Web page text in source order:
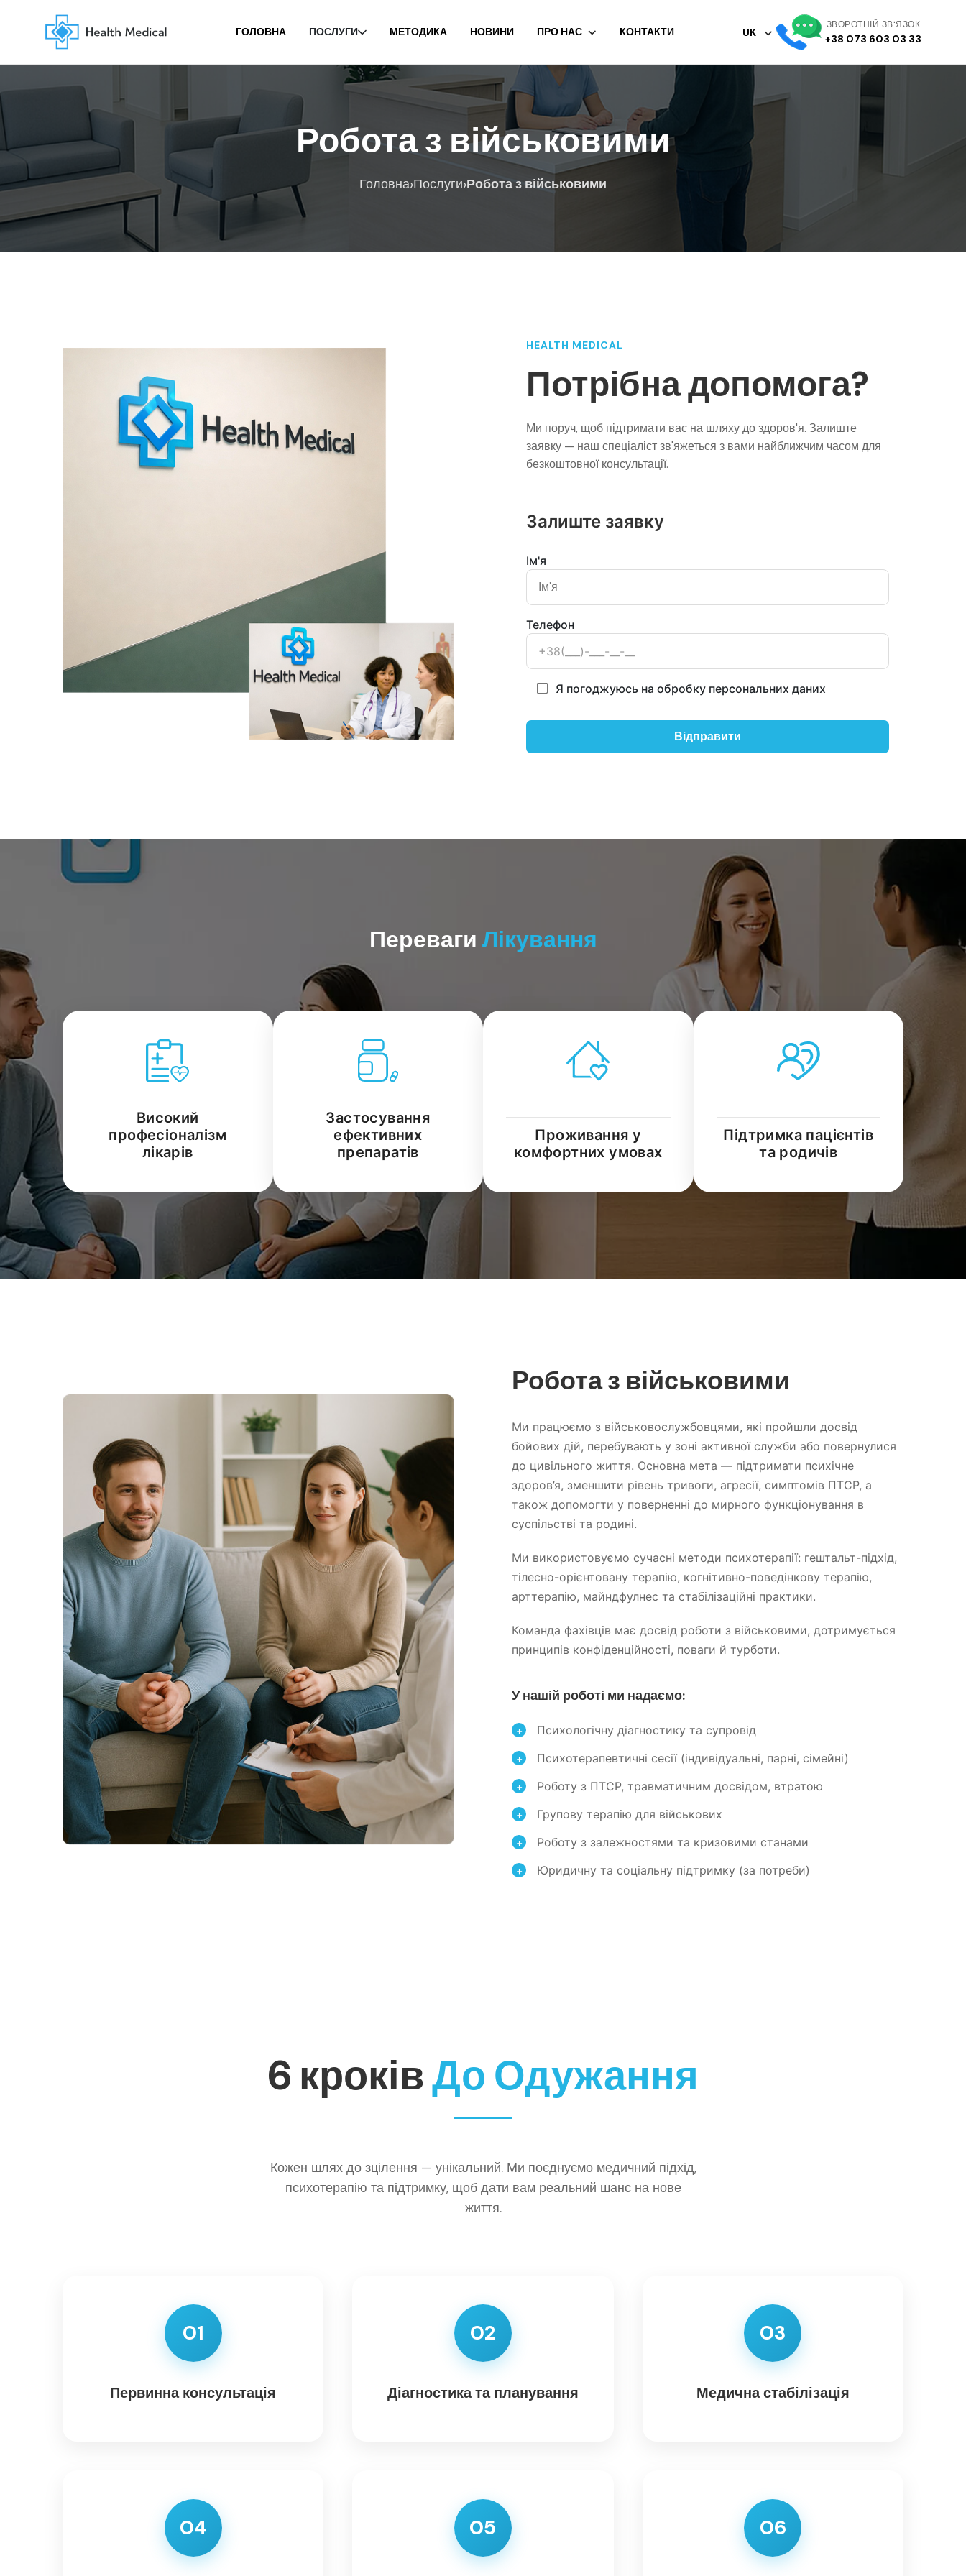
ГОЛОВНА ПОСЛУГИ МЕТОДИКА НОВИНИ ПРО НАС КОНТАКТИ UK
ЗВОРОТНІЙ ЗВ'ЯЗОК
+38 073 603 03 33
Робота з військовими
Головна›Послуги›Робота з військовими
HEALTH MEDICAL
Потрібна допомога?
Ми поруч, щоб підтримати вас на шляху до здоров'я. Залиште
заявку — наш спеціаліст зв'яжеться з вами найближчим часом для
безкоштовної консультації.
Залиште заявку
Ім'я
Телефон
Я погоджуюсь на обробку персональних даних
Переваги Лікування
Високий
професіоналізм
лікарів
Застосування
ефективних
препаратів
Проживання у
комфортних умовах
Підтримка пацієнтів
та родичів
Робота з військовими
Ми працюємо з військовослужбовцями, які пройшли досвід
бойових дій, перебувають у зоні активної служби або повернулися
до цивільного життя. Основна мета — підтримати психічне
здоров’я, зменшити рівень тривоги, агресії, симптомів ПТСР, а
також допомогти у поверненні до мирного функціонування в
суспільстві та родині.
Ми використовуємо сучасні методи психотерапії: гештальт-підхід,
тілесно-орієнтовану терапію, когнітивно-поведінкову терапію,
арттерапію, майндфулнес та стабілізаційні практики.
Команда фахівців має досвід роботи з військовими, дотримується
принципів конфіденційності, поваги й турботи.
У нашій роботі ми надаємо:
+ Психологічну діагностику та супровід
+ Психотерапевтичні сесії (індивідуальні, парні, сімейні)
+ Роботу з ПТСР, травматичним досвідом, втратою
+ Групову терапію для військових
+ Роботу з залежностями та кризовими станами
+ Юридичну та соціальну підтримку (за потреби)
6 кроківДо Одужання
Кожен шлях до зцілення — унікальний. Ми поєднуємо медичний підхід,
психотерапію та підтримку, щоб дати вам реальний шанс на нове
життя.
01
Первинна консультація
02
Діагностика та планування
03
Медична стабілізація
04 05 06